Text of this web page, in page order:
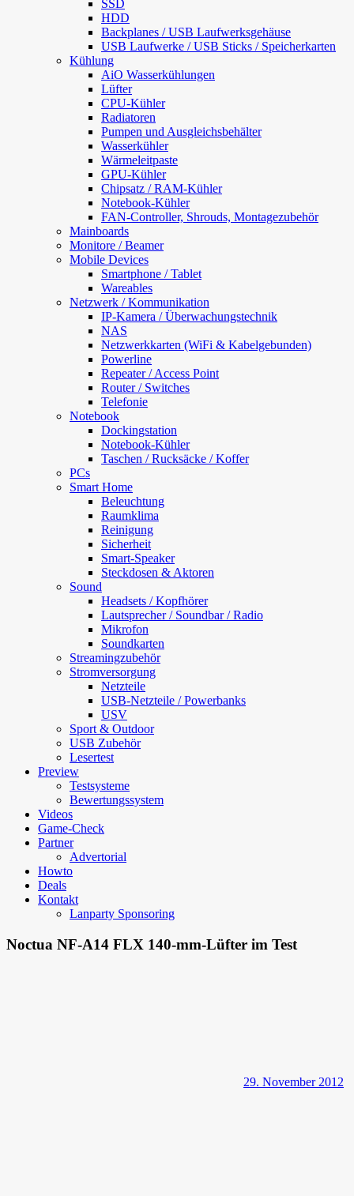
SSD
HDD
Backplanes / USB Laufwerksgehäuse
USB Laufwerke / USB Sticks / Speicherkarten
Kühlung
AiO Wasserkühlungen
Lüfter
CPU-Kühler
Radiatoren
Pumpen und Ausgleichsbehälter
Wasserkühler
Wärmeleitpaste
GPU-Kühler
Chipsatz / RAM-Kühler
Notebook-Kühler
FAN-Controller, Shrouds, Montagezubehör
Mainboards
Monitore / Beamer
Mobile Devices
Smartphone / Tablet
Wareables
Netzwerk / Kommunikation
IP-Kamera / Überwachungstechnik
NAS
Netzwerkkarten (WiFi & Kabelgebunden)
Powerline
Repeater / Access Point
Router / Switches
Telefonie
Notebook
Dockingstation
Notebook-Kühler
Taschen / Rucksäcke / Koffer
PCs
Smart Home
Beleuchtung
Raumklima
Reinigung
Sicherheit
Smart-Speaker
Steckdosen & Aktoren
Sound
Headsets / Kopfhörer
Lautsprecher / Soundbar / Radio
Mikrofon
Soundkarten
Streamingzubehör
Stromversorgung
Netzteile
USB-Netzteile / Powerbanks
USV
Sport & Outdoor
USB Zubehör
Lesertest
Preview
Testsysteme
Bewertungssystem
Videos
Game-Check
Partner
Advertorial
Howto
Deals
Kontakt
Lanparty Sponsoring
Noctua NF-A14 FLX 140-mm-Lüfter im Test
29. November 2012